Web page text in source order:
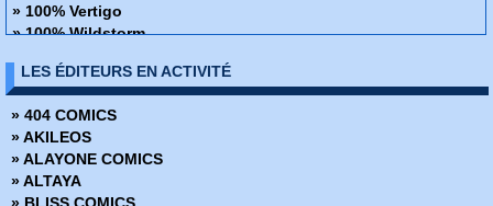
» 100% Vertigo
» 100% Wildstorm
» ABC Deluxe
» Alien
» Amazing Fantasy
» Avengers - La collection anniversaire
» AWA Studios
» Best Comics
LES ÉDITEURS EN ACTIVITÉ
» 404 COMICS
» AKILEOS
» ALAYONE COMICS
» ALTAYA
» BLISS COMICS